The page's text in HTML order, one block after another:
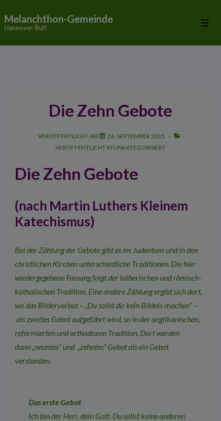
Zum
Melanchthon-Gemeinde
Hannover-Bult
Die Zehn Gebote
VERÖFFENTLICHT AM
26. SEPTEMBER 2015
VERÖFFENTLICHT IN UNKATEGORISIERT
Die Zehn Gebote
(nach Martin Luthers Kleinem
Katechismus)
Bei der Zählung der Gebote gibt es im Judentum und in den
christlichen Kirchen unterschiedliche Traditionen. Die hier
wiedergegebene Fassung folgt der lutherischen und römisch-
katholischen Tradition. Eine andere Zählung ergibt sich dort,
wo das Bilderverbot – „Du sollst dir kein Bildnis machen“ –
als zweites Gebot aufgeführt wird, so in der anglikanischen,
reformierten und orthodoxen Tradition. Dort werden
dann „neuntes“ und „zehntes“ Gebot als ein Gebot
verstanden.
Das erste Gebot
Ich bin der Herr, dein Gott. Du sollst keine anderen